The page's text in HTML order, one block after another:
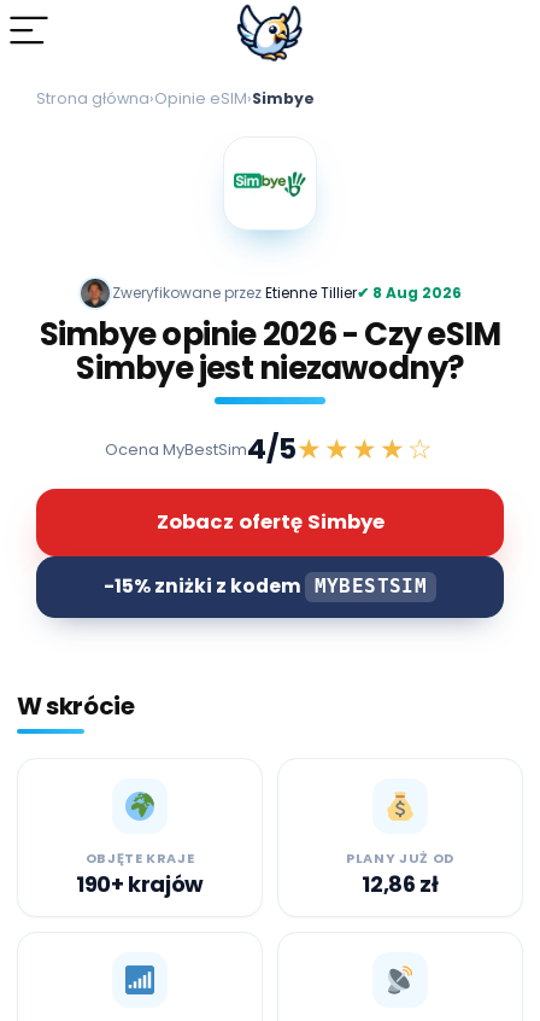
Strona główna›Opinie eSIM›Simbye
Zweryfikowane przezEtienne Tillier✔ 8 Aug 2026
Simbye opinie 2026 - Czy eSIM
Simbye jest niezawodny?
Ocena MyBestSim4/5★★★★☆
Zobacz ofertę Simbye
-15%zniżki z kodem MYBESTSIM
W skrócie
OBJĘTE KRAJE
190+ krajów
PLANY JUŻ OD
12,86 zł